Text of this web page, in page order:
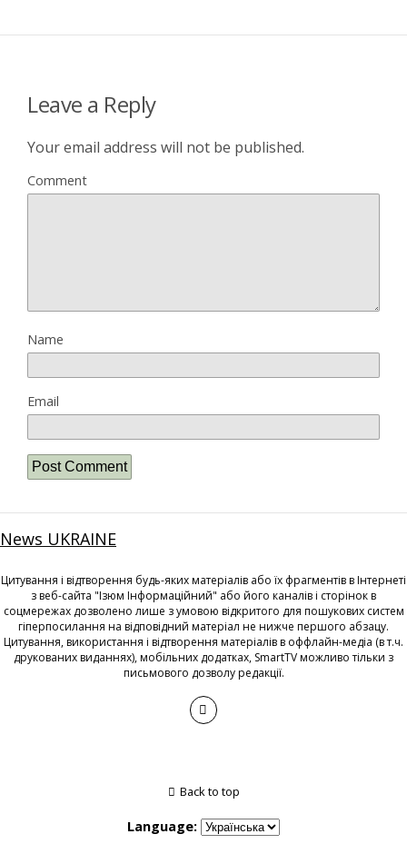
Leave a Reply
Your email address will not be published.
Comment
Name
Email
News UKRAINE
Цитування і відтворення будь-яких матеріалів або їх фрагментів в Інтернеті
з веб-сайта "Ізюм Інформаційний" або його каналів і сторінок в
соцмережах дозволено лише з умовою відкритого для пошукових систем
гіперпосилання на відповідний матеріал не нижче першого абзацу.
Цитування, використання і відтворення матеріалів в оффлайн-медіа (в т.ч.
друкованих виданнях), мобільних додатках, SmartTV можливо тільки з
письмового дозволу редакції.
Back to top
Language: